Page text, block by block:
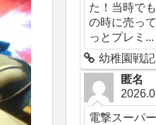
た！当時で
の時に売っ
っとプレミ...
幼稚園戦
匿名
電撃スーパ